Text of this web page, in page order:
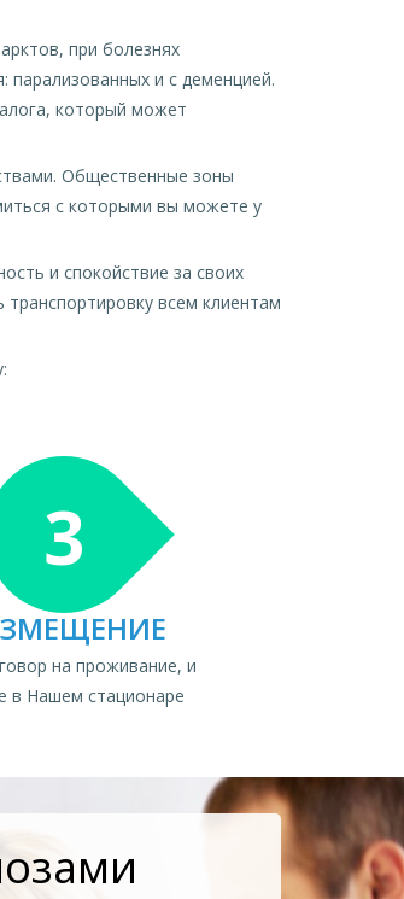
при болезнях
и с деменцией.
который может
Общественные зоны
с которыми вы можете у
и спокойствие за своих
всем клиентам
3
на проживание, и
в Нашем стационаре